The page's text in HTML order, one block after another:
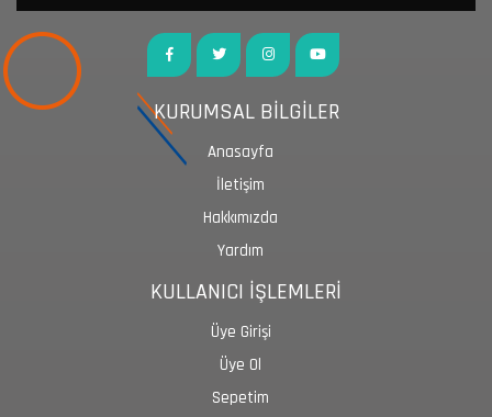
KURUMSAL BİLGİLER
Anasayfa
İletişim
Hakkımızda
Yardım
KULLANICI İŞLEMLERİ
Üye Girişi
Üye Ol
Sepetim